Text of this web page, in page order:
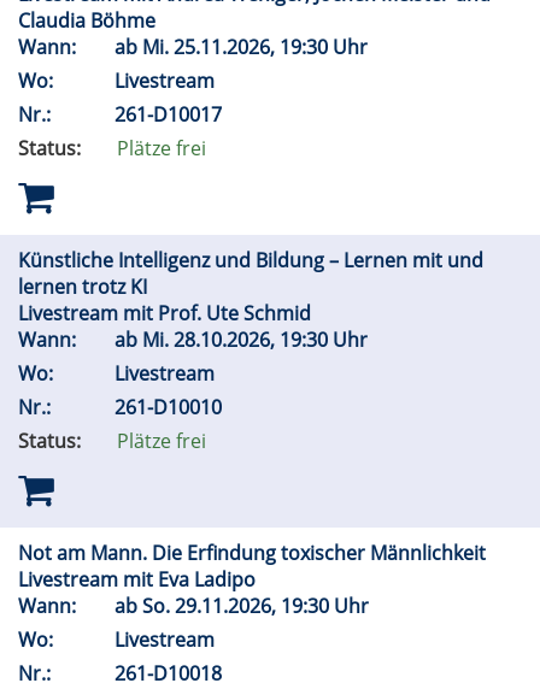
Claudia Böhme
Wann:
ab Mi.25.11.2026, 19:30 Uhr
Wo:
Livestream
Nr.:
261-D10017
Status:
Plätze frei
Künstliche Intelligenz und Bildung – Lernen mit und
lernen trotz KI
Livestream mit Prof. Ute Schmid
Wann:
ab Mi.28.10.2026, 19:30 Uhr
Wo:
Livestream
Nr.:
261-D10010
Status:
Plätze frei
Not am Mann. Die Erfindung toxischer Männlichkeit
Livestream mit Eva Ladipo
Wann:
abSo.29.11.2026, 19:30 Uhr
Wo:
Livestream
Nr.:
261-D10018